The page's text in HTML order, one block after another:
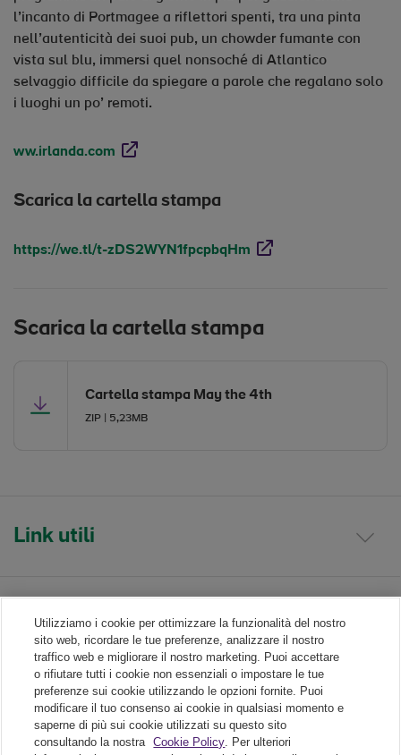
l’incanto di Portmagee a riflettori spenti, tra una pinta
nell’autenticità dei suoi pub, un chowder fumante con
vista sul blu, immersi quel nonsoché di Atlantico
selvaggio difficile da spiegare a parole che regalano solo
i luoghi un po’ remoti.
ww.irlanda.com Opens in new window
Scarica la cartella stampa
https://we.tl/t-zDS2WYN1fpcpbqHm Opens in new window
Scarica la cartella stampa
Opens in new window
Cartella stampa May the 4th
ZIP | 5,23MB
Link utili
Youtube link
LinkedIn link
Twitter link
Utilizziamo i cookie per ottimizzare la funzionalità del nostro
sito web, ricordare le tue preferenze, analizzare il nostro
traffico web e migliorare il nostro marketing. Puoi accettare
o rifiutare tutti i cookie non essenziali o impostare le tue
preferenze sui cookie utilizzando le opzioni fornite. Puoi
modificare il tuo consenso ai cookie in qualsiasi momento e
saperne di più sui cookie utilizzati su questo sito
consultando la nostra Cookie Policy. Per ulteriori